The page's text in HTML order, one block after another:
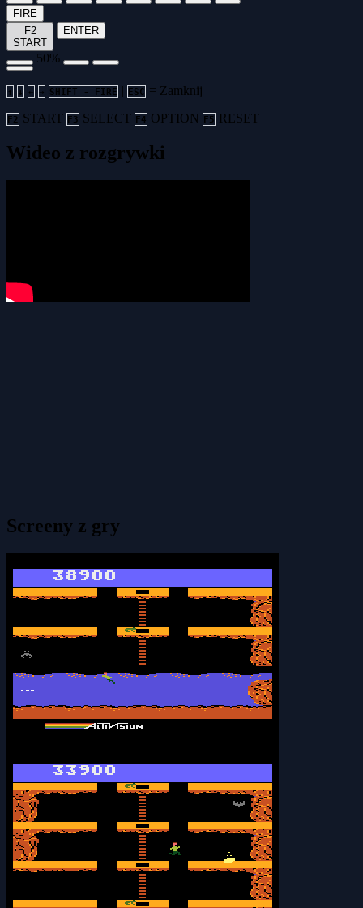
FIRE
F2
START
ENTER
50%
↑ ↓ ← → SHIFT - FIRE | ESC = Zamknij
F2 START F3 SELECT F4 OPTION F5 RESET
Wideo z rozgrywki
Screeny z gry